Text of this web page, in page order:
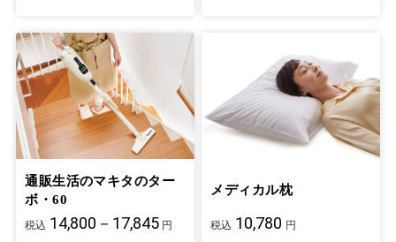
通販生活のマキタのター
ボ・60
税込 14,800－17,845 円
メディカル枕
税込 10,780 円